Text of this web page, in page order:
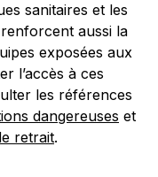
sanitaires et les
aussi la
exposées aux
l’accès à ces
les références
dangereuses et
retrait.